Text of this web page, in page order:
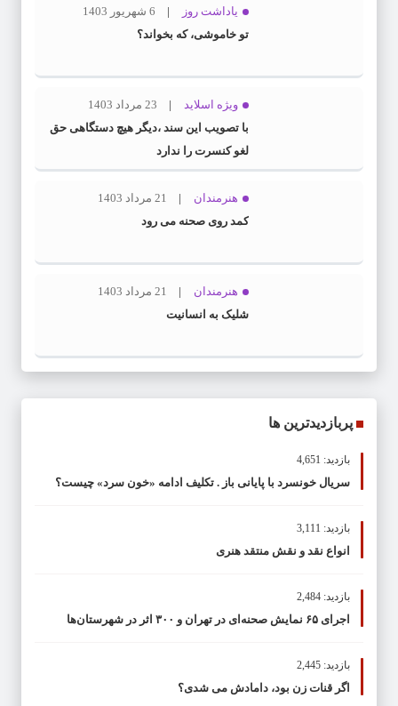
یاداشت روز
6 شهریور 1403
تو خاموشی، که بخواند؟
ویژه اسلاید
23 مرداد 1403
با تصویب این سند ،دیگر هیچ دستگاهی حق
لغو کنسرت را ندارد
هنرمندان
21 مرداد 1403
کمد روی صحنه می رود
هنرمندان
21 مرداد 1403
شلیک به انسانیت
پربازدیدترین ها
بازدید: 4,651
سریال خونسرد با پایانی باز . تکلیف ادامه «خون سرد» چیست؟
بازدید: 3,111
انواع نقد و نقش منتقد هنری
بازدید: 2,484
اجرای ۶۵ نمایش صحنه‌ای در تهران و ۳۰۰ اثر در شهرستان‌ها
بازدید: 2,445
اگر قنات زن بود، دامادش می شدی؟